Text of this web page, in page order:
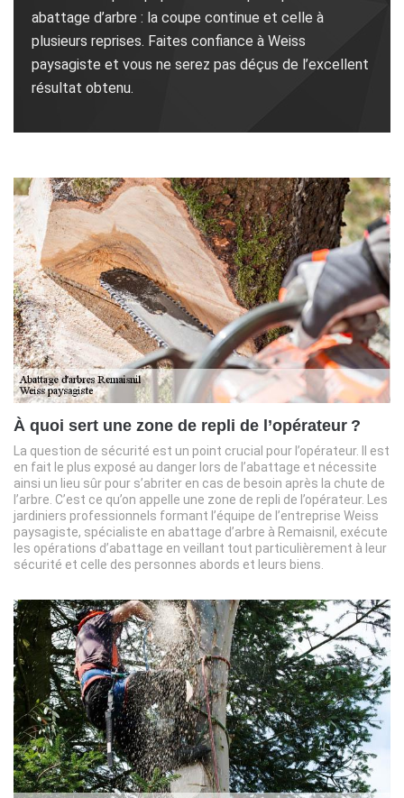
abattage d’arbre : la coupe continue et celle à
plusieurs reprises. Faites confiance à Weiss
paysagiste et vous ne serez pas déçus de l’excellent
résultat obtenu.
À quoi sert une zone de repli de l’opérateur ?
La question de sécurité est un point crucial pour l’opérateur. Il est
en fait le plus exposé au danger lors de l’abattage et nécessite
ainsi un lieu sûr pour s’abriter en cas de besoin après la chute de
l’arbre. C’est ce qu’on appelle une zone de repli de l’opérateur. Les
jardiniers professionnels formant l’équipe de l’entreprise Weiss
paysagiste, spécialiste en abattage d’arbre à Remaisnil, exécute
les opérations d’abattage en veillant tout particulièrement à leur
sécurité et celle des personnes abords et leurs biens.